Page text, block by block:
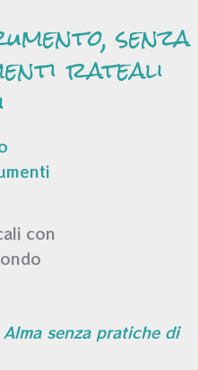
senza
rateali
con
senza pratiche di